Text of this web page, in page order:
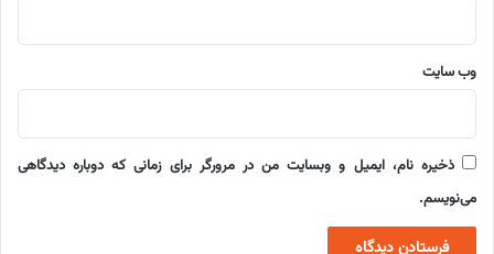
وب‌ سایت
ذخیره نام، ایمیل و وبسایت من در مرورگر برای زمانی که دوباره دیدگاهی
می‌نویسم.